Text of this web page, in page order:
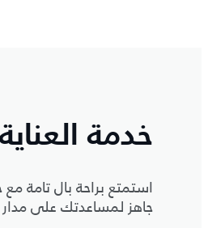
خدمة
استمتع براحة بال تامة
جاهز لمساعدتك على